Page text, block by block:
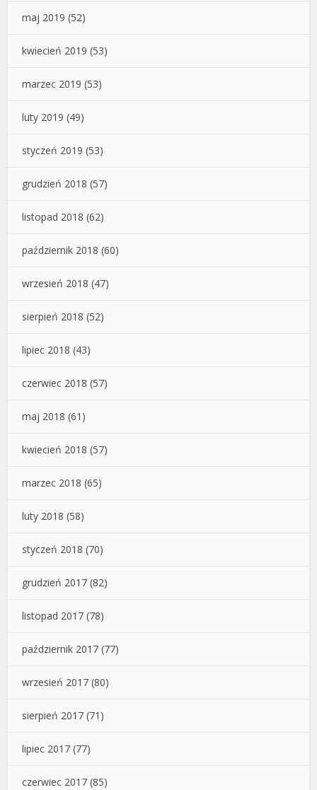
maj 2019 (52)
kwiecień 2019 (53)
marzec 2019 (53)
luty 2019 (49)
styczeń 2019 (53)
grudzień 2018 (57)
listopad 2018 (62)
październik 2018 (60)
wrzesień 2018 (47)
sierpień 2018 (52)
lipiec 2018 (43)
czerwiec 2018 (57)
maj 2018 (61)
kwiecień 2018 (57)
marzec 2018 (65)
luty 2018 (58)
styczeń 2018 (70)
grudzień 2017 (82)
listopad 2017 (78)
październik 2017 (77)
wrzesień 2017 (80)
sierpień 2017 (71)
lipiec 2017 (77)
czerwiec 2017 (85)